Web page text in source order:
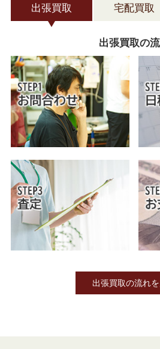
出張買取 宅配買取
出張買取の
出張買取の流れ